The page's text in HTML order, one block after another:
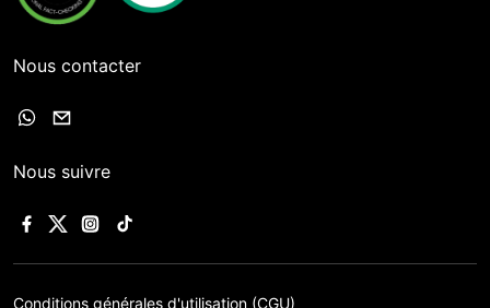
Nous contacter
Nous suivre
Conditions générales d'utilisation (CGU)